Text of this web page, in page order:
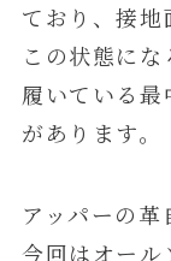
ており、接地
この状態にな
履いている
があります。
アッパーの革
今回はオール